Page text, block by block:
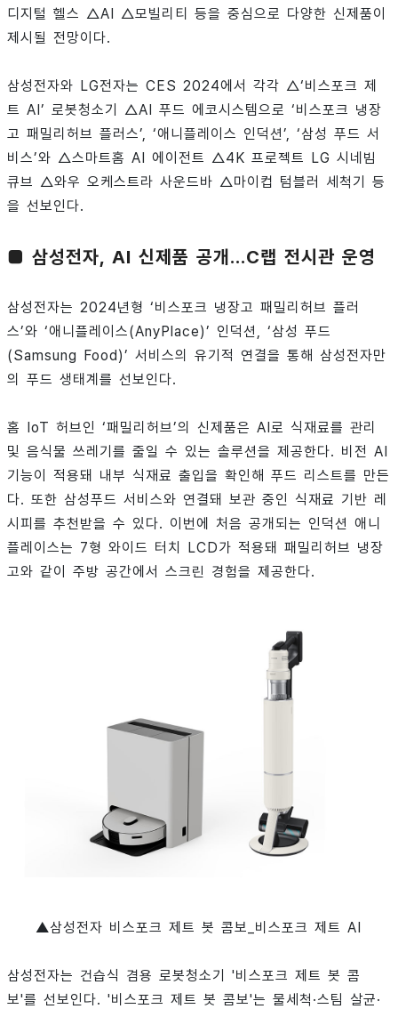
디지털 헬스 △AI △모빌리티 등을 중심으로 다양한 신제품이
제시될 전망이다.
삼성전자와 LG전자는 CES 2024에서 각각 △‘비스포크 제
트 AI’ 로봇청소기 △AI 푸드 에코시스템으로 ‘비스포크 냉장
고 패밀리허브 플러스’, ‘애니플레이스 인덕션’, ‘삼성 푸드 서
비스’와 △스마트홈 AI 에이전트 △4K 프로젝트 LG 시네빔
큐브 △와우 오케스트라 사운드바 △마이컵 텀블러 세척기 등
을 선보인다.
■ 삼성전자, AI 신제품 공개…C랩 전시관 운영
삼성전자는 2024년형 ‘비스포크 냉장고 패밀리허브 플러
스’와 ‘애니플레이스(AnyPlace)’ 인덕션, ‘삼성 푸드
(Samsung Food)’ 서비스의 유기적 연결을 통해 삼성전자만
의 푸드 생태계를 선보인다.
홈 IoT 허브인 ‘패밀리허브’의 신제품은 AI로 식재료를 관리
및 음식물 쓰레기를 줄일 수 있는 솔루션을 제공한다. 비전 AI
기능이 적용돼 내부 식재료 출입을 확인해 푸드 리스트를 만든
다. 또한 삼성푸드 서비스와 연결돼 보관 중인 식재료 기반 레
시피를 추천받을 수 있다. 이번에 처음 공개되는 인덕션 애니
플레이스는 7형 와이드 터치 LCD가 적용돼 패밀리허브 냉장
고와 같이 주방 공간에서 스크린 경험을 제공한다.
▲삼성전자 비스포크 제트 봇 콤보_비스포크 제트 AI
삼성전자는 건습식 겸용 로봇청소기 '비스포크 제트 봇 콤
보'를 선보인다. '비스포크 제트 봇 콤보'는 물세척·스팀 살균·